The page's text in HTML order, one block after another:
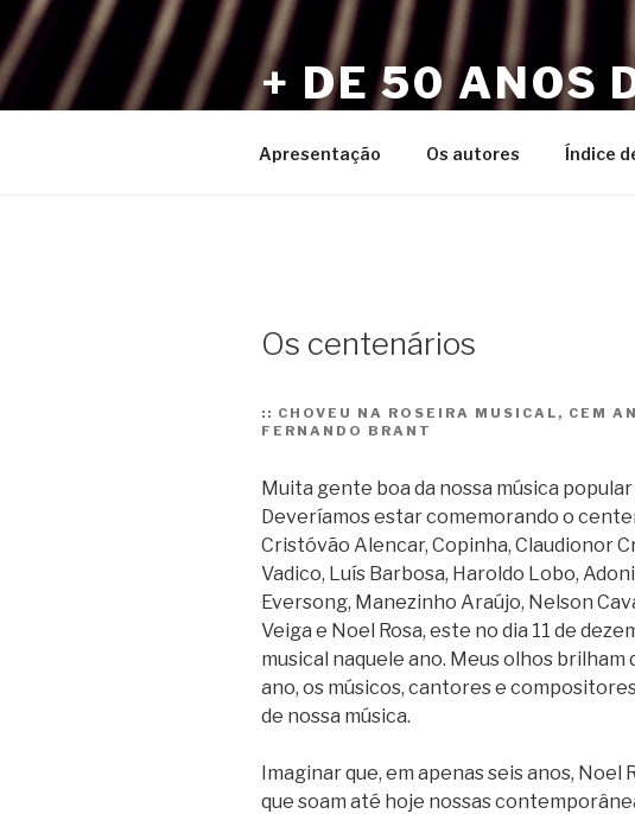
Pular
para
o
conteúdo
+ DE 50 ANOS
Apresentação Os autores Índice
Os centenários
:: CHOVEU NA ROSEIRA MUSICAL, CEM
FERNANDO BRANT
Muita gente boa da nossa música popular
Deveríamos estar comemorando o
Cristóvão Alencar, Copinha, Claudionor
Vadico, Luís Barbosa, Haroldo Lobo,
Eversong, Manezinho Araújo, Nelson
Veiga e Noel Rosa, este no dia 11 de
musical naquele ano. Meus olhos brilham
ano, os músicos, cantores e
de nossa música.
Imaginar que, em apenas seis anos, Noel
que soam até hoje nossas